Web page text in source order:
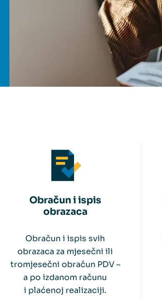
Obračun i ispis
obrazaca
Obračun i ispis svih
obrazaca za mjesečni ili
tromjesečni obračun PDV –
a po izdanom računu
i plaćenoj realizaciji.